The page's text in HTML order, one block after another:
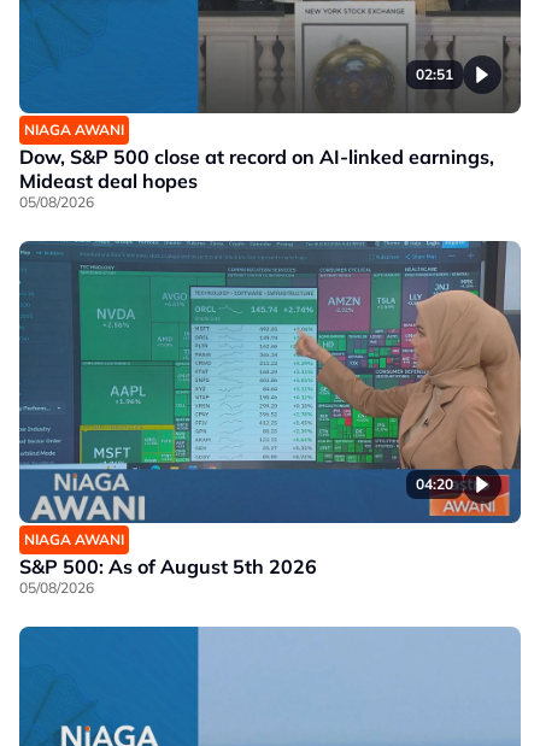
02:51
NIAGA AWANI
Dow, S&P 500 close at record on AI-linked earnings,
Mideast deal hopes
05/08/2026
04:20
NIAGA AWANI
S&P 500: As of August 5th 2026
05/08/2026